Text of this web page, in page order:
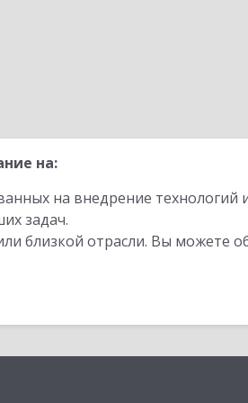
на:
на внедрение
задач.
близкой отрасли. Вы можете